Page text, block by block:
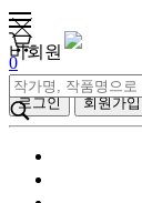
0
비회원
로그인 회원가입